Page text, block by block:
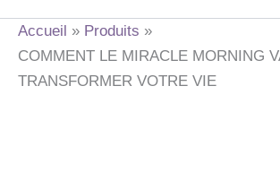
Accueil
Produits
COMMENT LE MIRACLE MORNING
TRANSFORMER VOTRE VIE